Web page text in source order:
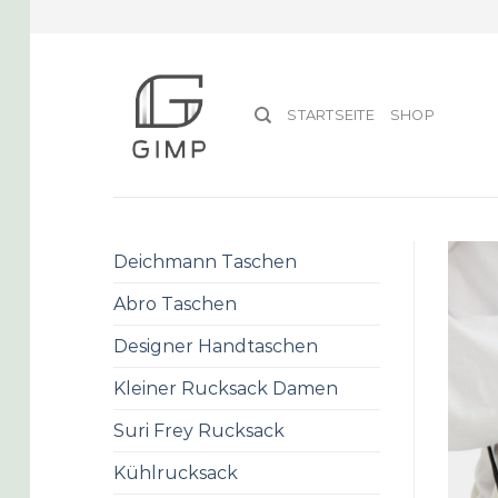
STARTSEITE SHOP
Deichmann Taschen
Abro Taschen
Designer Handtaschen
Kleiner Rucksack Damen
Suri Frey Rucksack
Kühlrucksack